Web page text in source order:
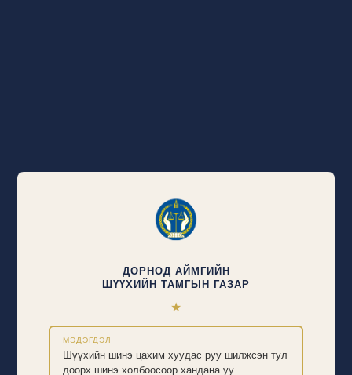
ДОРНОД АЙМГИЙН
ШҮҮХИЙН ТАМГЫН ГАЗАР
★
МЭДЭГДЭЛ
Шүүхийн шинэ цахим хуудас руу шилжсэн тул
доорх шинэ холбоосоор хандана уу.